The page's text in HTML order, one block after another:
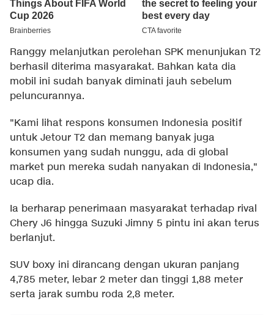
Ranggy melanjutkan perolehan SPK menunjukan T2
berhasil diterima masyarakat. Bahkan kata dia
mobil ini sudah banyak diminati jauh sebelum
peluncurannya.
"Kami lihat respons konsumen Indonesia positif
untuk Jetour T2 dan memang banyak juga
konsumen yang sudah nunggu, ada di global
market pun mereka sudah nanyakan di Indonesia,"
ucap dia.
Ia berharap penerimaan masyarakat terhadap rival
Chery J6 hingga Suzuki Jimny 5 pintu ini akan terus
berlanjut.
SUV boxy ini dirancang dengan ukuran panjang
4,785 meter, lebar 2 meter dan tinggi 1,88 meter
serta jarak sumbu roda 2,8 meter.